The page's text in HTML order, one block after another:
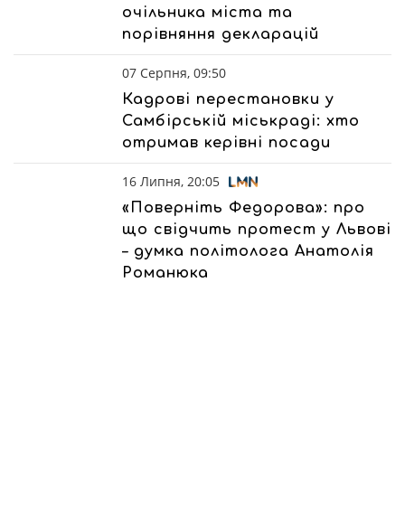
очільника міста та
порівняння декларацій
07 Серпня, 09:50
Кадрові перестановки у
Самбірській міськраді: хто
отримав керівні посади
16 Липня, 20:05
«Поверніть Федорова»: про
що свідчить протест у Львові
– думка політолога Анатолія
Романюка